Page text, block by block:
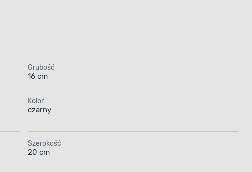
Grubość
16 cm
Kolor
czarny
Szerokość
20 cm